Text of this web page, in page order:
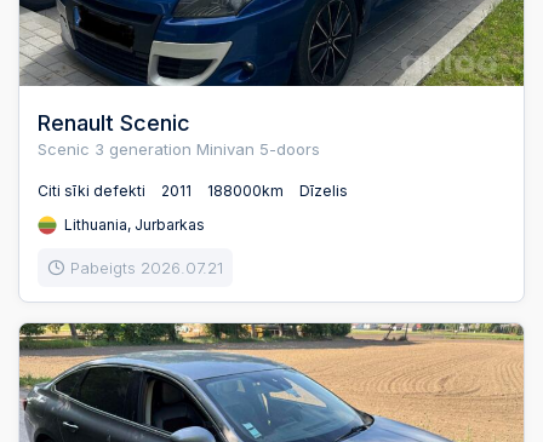
Renault Scenic
Scenic 3 generation Minivan 5-doors
Citi sīki defekti 2011 188000km
Dīzelis
Lithuania, Jurbarkas
Pabeigts 2026.07.21